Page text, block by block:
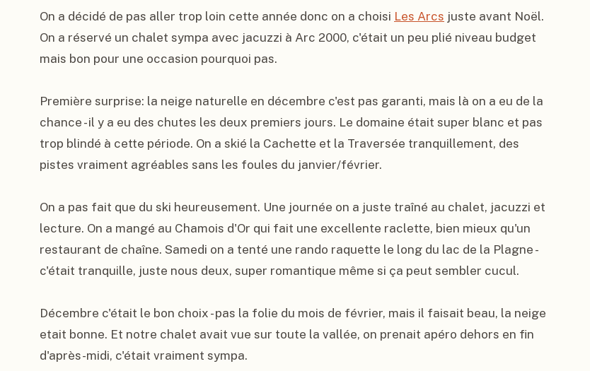
On a décidé de pas aller trop loin cette année donc on a choisi Les Arcs juste avant Noël.
On a réservé un chalet sympa avec jacuzzi à Arc 2000, c'était un peu plié niveau budget
mais bon pour une occasion pourquoi pas.
Première surprise: la neige naturelle en décembre c'est pas garanti, mais là on a eu de la
chance - il y a eu des chutes les deux premiers jours. Le domaine était super blanc et pas
trop blindé à cette période. On a skié la Cachette et la Traversée tranquillement, des
pistes vraiment agréables sans les foules du janvier/février.
On a pas fait que du ski heureusement. Une journée on a juste traîné au chalet, jacuzzi et
lecture. On a mangé au Chamois d'Or qui fait une excellente raclette, bien mieux qu'un
restaurant de chaîne. Samedi on a tenté une rando raquette le long du lac de la Plagne -
c'était tranquille, juste nous deux, super romantique même si ça peut sembler cucul.
Décembre c'était le bon choix - pas la folie du mois de février, mais il faisait beau, la neige
etait bonne. Et notre chalet avait vue sur toute la vallée, on prenait apéro dehors en fin
d'après-midi, c'était vraiment sympa.